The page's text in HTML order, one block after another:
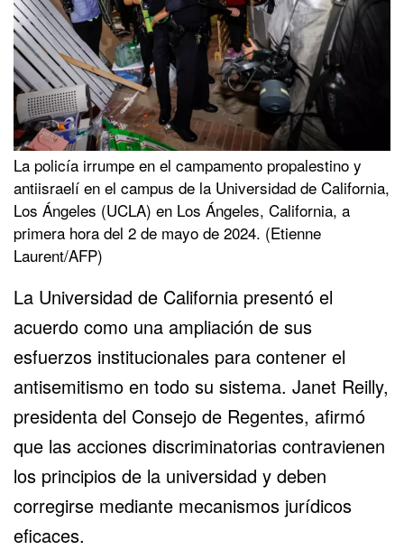
La policía irrumpe en el campamento propalestino y
antiisraelí en el campus de la Universidad de California,
Los Ángeles (UCLA) en Los Ángeles, California, a
primera hora del 2 de mayo de 2024. (Etienne
Laurent/AFP)
La Universidad de California presentó el
acuerdo como una ampliación de sus
esfuerzos institucionales para contener el
antisemitismo en todo su sistema. Janet Reilly,
presidenta del Consejo de Regentes, afirmó
que las acciones discriminatorias contravienen
los principios de la universidad y deben
corregirse mediante mecanismos jurídicos
eficaces.